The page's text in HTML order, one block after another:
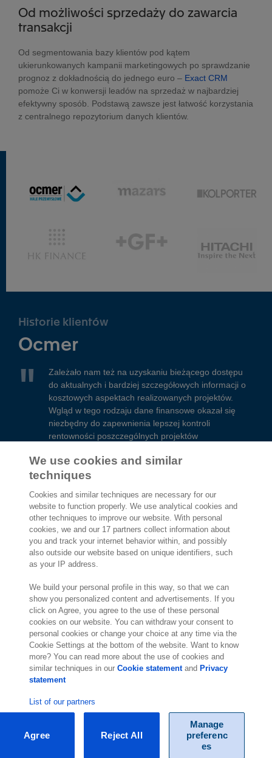
Od możliwości sprzedaży do zawarcia
transakcji
Od segmentowania bazy klientów pod kątem
ukierunkowanych kampanii marketingowych po sprawdzanie
prognoz z dokładnością do jednego euro – Exact CRM
pomoże Ci w konwersji leadów na sprzedaż w najbardziej
efektywny sposób. Podstawą zawsze jest łatwość korzystania
z centralnego repozytorium danych klientów.
Historie klientów
Ocmer
Zależało nam też na uzyskaniu bieżącego dostępu
do aktualnych i bardziej szczegółowych informacji o
kosztowych aspektach realizowanych projektów.
Wgląd w tego rodzaju dane finansowe okazał się
niezbędny do zapewnienia lepszej kontroli
rentowności poszczególnych projektów
Więcej na temat tej historii
2 000 specjalistówgotowych by Ci
pomóc
ul. Krzemowa 1
Złotniki
62-002 Suchy Las
Lokalizacja
We use cookies and similar
techniques
Cookies and similar techniques are necessary for our
website to function properly. We use analytical cookies and
other techniques to improve our website. With personal
cookies, we and our 17 partners collect information about
you and track your internet behavior within, and possibly
also outside our website based on unique identifiers, such
as your IP address.
We build your personal profile in this way, so that we can
show you personalized content and advertisements. If you
click on Agree, you agree to the use of these personal
cookies on our website. You can withdraw your consent to
personal cookies or change your choice at any time via the
Cookie Settings at the bottom of the website. Want to know
more? You can read more about the use of cookies and
similar techniques in ourCookie statementand Privacy
statement
List of our partners
Manage
preferenc
es
Reject All
Agree